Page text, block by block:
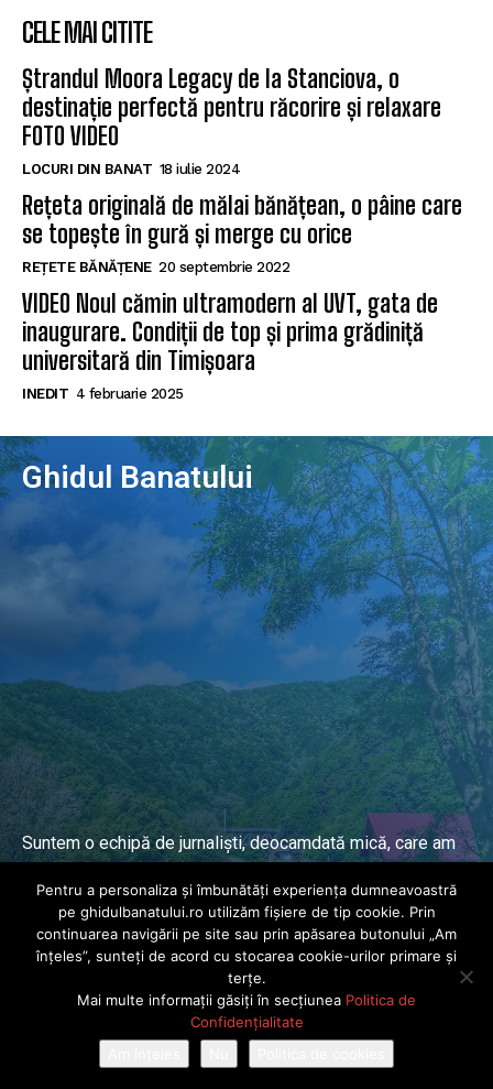
CELE MAI CITITE
Ștrandul Moora Legacy de la Stanciova, o
destinație perfectă pentru răcorire și relaxare
FOTO VIDEO
LOCURI DIN BANAT 18 iulie 2024
Rețeta originală de mălai bănățean, o pâine care
se topește în gură și merge cu orice
REȚETE BĂNĂȚENE 20 septembrie 2022
VIDEO Noul cămin ultramodern al UVT, gata de
inaugurare. Condiții de top și prima grădiniță
universitară din Timișoara
INEDIT 4 februarie 2025
Ghidul Banatului
Suntem o echipă de jurnaliști, deocamdată mică, care am
ani.
© Ghidul Banatului 2025. Toate drepturile rezervate · Dezvoltat de
Power Media FX
Pentru a personaliza și îmbunătăți experiența dumneavoastră
pe ghidulbanatului.ro utilizăm fișiere de tip cookie. Prin
continuarea navigării pe site sau prin apăsarea butonului „Am
înțeles”, sunteți de acord cu stocarea cookie-urilor primare și
terțe.
Mai multe informații găsiți în secțiunea Politica de
Confidențialitate